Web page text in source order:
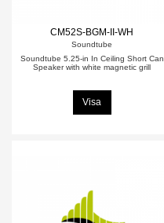
CM52S-BGM-II-WH
Soundtube
Soundtube 5.25-in In Ceiling Short Can
Speaker with white magnetic grill
Visa